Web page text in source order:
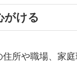
がける
所や職場、家